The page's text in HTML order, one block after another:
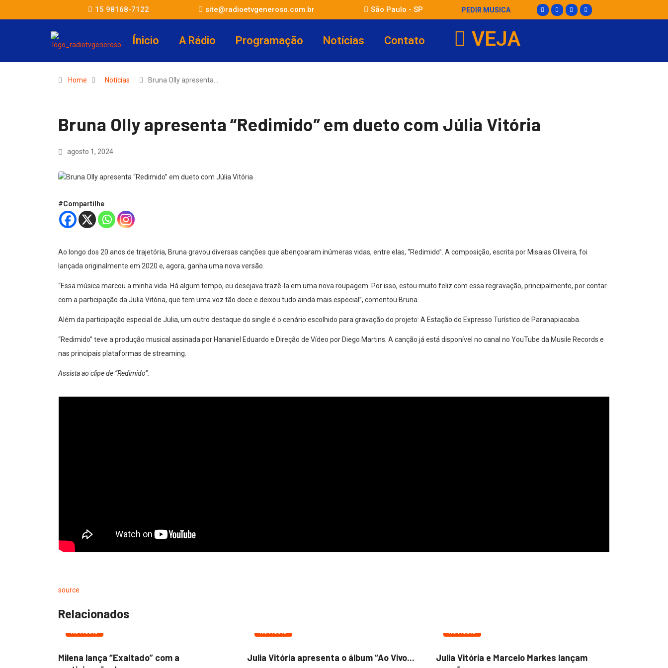
15 98168-7122 site@radioetvgeneroso.com.br São Paulo - SP PEDIR MUSICA
Ínicio A Rádio Programação Notícias Contato VEJA
Home Notícias Bruna Olly apresenta…
Bruna Olly apresenta “Redimido” em dueto com Júlia Vitória
agosto 1, 2024
#Compartilhe
Ao longo dos 20 anos de trajetória, Bruna gravou diversas canções que abençoaram inúmeras vidas, entre elas, “Redimido”. A composição, escrita por Misaias Oliveira, foi
lançada originalmente em 2020 e, agora, ganha uma nova versão.
“Essa música marcou a minha vida. Há algum tempo, eu desejava trazê-la em uma nova roupagem. Por isso, estou muito feliz com essa regravação, principalmente, por contar
com a participação da Julia Vitória, que tem uma voz tão doce e deixou tudo ainda mais especial”, comentou Bruna.
Além da participação especial de Julia, um outro destaque do single é o cenário escolhido para gravação do projeto: A Estação do Expresso Turístico de Paranapiacaba.
“Redimido” teve a produção musical assinada por Hananiel Eduardo e Direção de Vídeo por Diego Martins. A canção já está disponível no canal no YouTube da Musile Records e
nas principais plataformas de streaming.
Assista ao clipe de “Redimido”:
source
Relacionados
NOTÍCIAS
Milena lança “Exaltado” com a
NOTÍCIAS
Julia Vitória apresenta o álbum “Ao Vivo...
NOTÍCIAS
Julia Vitória e Marcelo Markes lançam